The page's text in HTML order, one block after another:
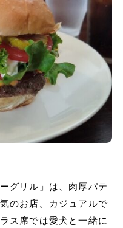
グリル」は、肉厚パテ
のお店。カジュアルで
ス席では愛犬と一緒に